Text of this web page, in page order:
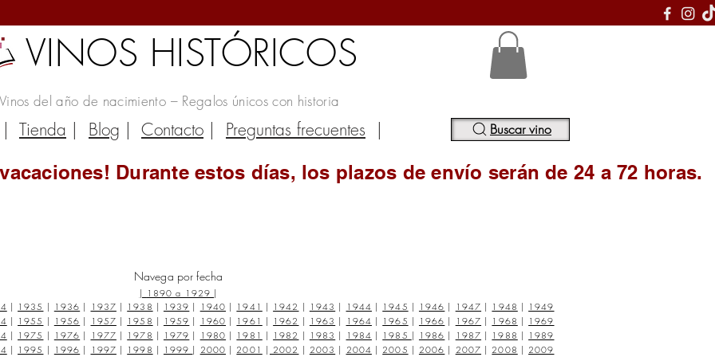
VINOS HISTÓRICOS
Vinos del año de nacimiento – Regalos únicos con historia
| Tienda | Blog | Contacto | Preguntas frecuentes | Buscar vino
Durante estos días, los plazos de envío serán de 24 a 72 horas.
Navega por fecha
| 1890 a 1929 |
| 1935 | 1936 | 1937 | 1938 | 1939 | 1940 | 1941 | 1942 | 1943 | 1944 | 1945 | 1946 | 1947 | 1948 | 1949
| 1955 | 1956 | 1957 | 1958 | 1959 | 1960 | 1961 | 1962 | 1963 | 1964 | 1965 | 1966 | 1967 | 1968 | 1969
| 1975 | 1976 | 1977 | 1978 | 1979 | 1980 | 1981 | 1982 | 1983 | 1984 | 1985 | 1986 | 1987 | 1988 | 1989
| 1995 | 1996 | 1997 | 1998 | 1999 | 2000 | 2001 | 2002 | 2003 | 2004 | 2005 | 2006 | 2007 | 2008 | 2009